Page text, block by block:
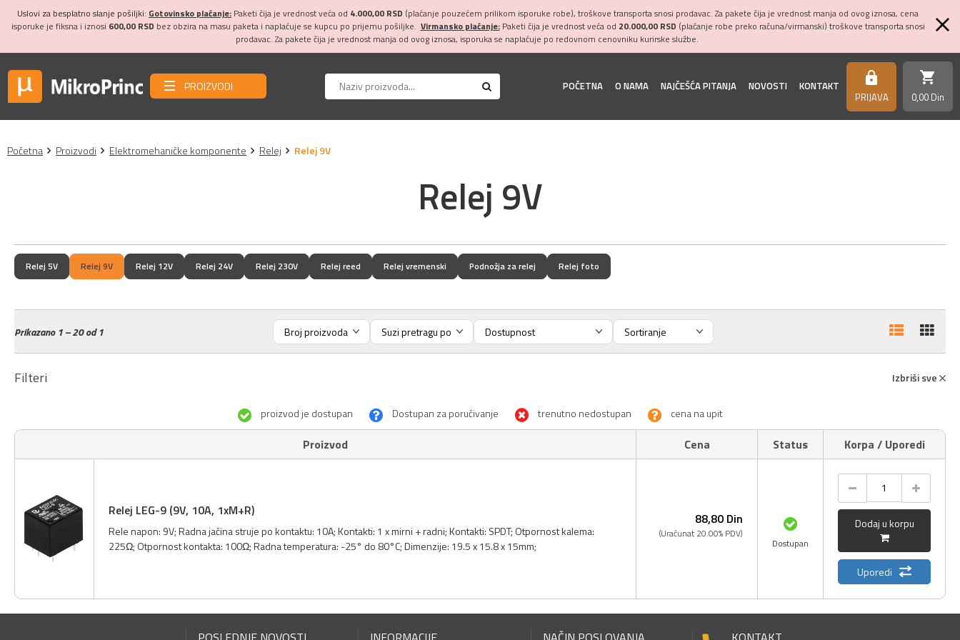
Uslovi za besplatno slanje pošiljki: Gotovinsko plaćanje: Paketi čija je vrednost veća od 4.000,00 RSD (plaćanje pouzećem prilikom isporuke robe), troškove transporta snosi prodavac. Za pakete čija je vrednost manja od ovog iznosa, cena
isporuke je fiksna i iznosi 600,00 RSD bez obzira na masu paketa i naplaćuje se kupcu po prijemu pošiljke. Virmansko plaćanje:Paketi čija je vrednost veća od 20.000,00 RSD (plaćanje robe preko računa/virmanski) troškove transporta snosi
prodavac. Za pakete čija je vrednost manja od ovog iznosa, isporuka se naplaćuje po redovnom cenovniku kurirske službe.
PROIZVODI POČETNA O NAMA NAJČEŠĆA PITANJA NOVOSTI KONTAKT https
PRIJAVA
shopping_cart
0,00 Din
Početna Proizvodi Elektromehaničke komponente Relej Relej 9V
Relej 9V
Relej 5V Relej 9V Relej 12V Relej 24V Relej 230V Relej reed Relej vremenski Podnožja za relej Relej foto
Prikazano1 – 20 od 1
Filteri Izbriši sve
proizvod je dostupan Dostupan za poručivanje trenutno nedostupan cena na upit
Proizvod Cena Status Korpa / Uporedi
Relej LEG-9 (9V, 10A, 1xM+R)
Rele napon: 9V; Radna jačina struje po kontaktu: 10A; Kontakti: 1 x mirni + radni; Kontakti: SPDT; Otpornost kalema:
225Ω; Otpornost kontakta: 100Ω; Radna temperatura: -25° do 80°C; Dimenzije: 19.5 x 15.8 x 15mm;
88,80 Din
(Uračunat 20.00% PDV)
Dostupan
Dodaj u korpu
Uporedi